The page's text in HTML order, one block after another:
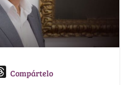
TCompártelo